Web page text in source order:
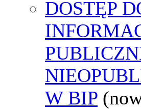
DOSTĘP
W BIP